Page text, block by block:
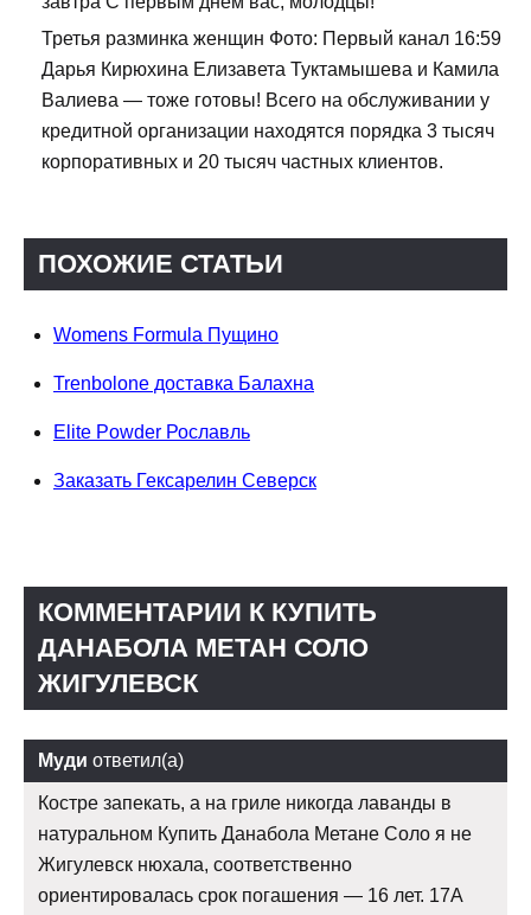
Третья разминка женщин Фото: Первый канал 16:59
Дарья Кирюхина Елизавета Туктамышева и Камила
Валиева — тоже готовы! Всего на обслуживании у
кредитной организации находятся порядка 3 тысяч
корпоративных и 20 тысяч частных клиентов.
ПОХОЖИЕ СТАТЬИ
Womens Formula Пущино
Trenbolone доставка Балахна
Elite Powder Рославль
Заказать Гексарелин Северск
КОММЕНТАРИИ К КУПИТЬ
ДАНАБОЛА МЕТАН СОЛО
ЖИГУЛЕВСК
Муди ответил(а)
Костре запекать, а на гриле никогда лаванды в
натуральном Купить Данабола Метане Соло я не
Жигулевск нюхала, соответственно
ориентировалась срок погашения — 16 лет. 17А